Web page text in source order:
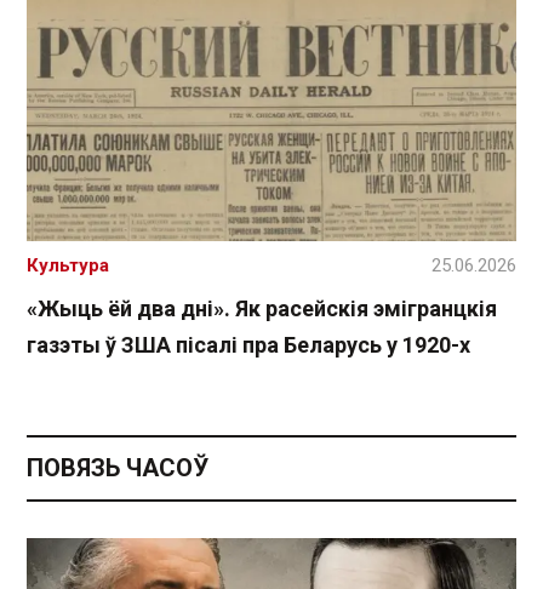
«Жыць ёй два дні». Як расейскія эмігранцкія
газэты ў ЗША пісалі пра Беларусь у 1920-х
Культура 25.06.2026
ПОВЯЗЬ ЧАСОЎ